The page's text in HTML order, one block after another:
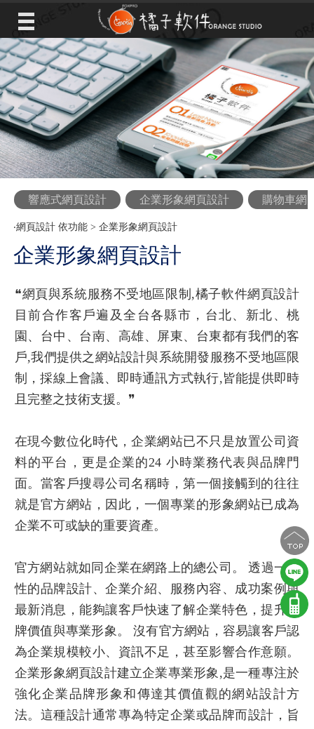
響應式網頁設計 企業形象網頁設計 購物車網
‧網頁設計 依功能> 企業形象網頁設計
企業形象網頁設計
❝網頁與系統服務不受地區限制 ,橘子軟件網頁設計
目前合作客戶遍及全台各縣市，台北、新北、桃
園、台中、台南、高雄、屏東、台東都有我們的客
戶,我們提供之網站設計與系統開發服務不受地區限
制，採線上會議、即時通訊方式執行,皆能提供即時
且完整之技術支援。❞
在現今數位化時代，企業網站已不只是放置公司資
料的平台，更是企業的24 小時業務代表與品牌門
面。當客戶搜尋公司名稱時，第一個接觸到的往往
就是官方網站，因此，一個專業的形象網站已成為
企業不可或缺的重要資產。
官方網站就如同企業在網路上的總公司。 透過一致
性的品牌設計、企業介紹、服務內容、成功案例與
最新消息，能夠讓客戶快速了解企業特色，提升品
牌價值與專業形象。 沒有官方網站，容易讓客戶認
為企業規模較小、資訊不足，甚至影響合作意願。
企業形象網頁設計建立企業專業形象,是一種專注於
強化企業品牌形象和傳達其價值觀的網站設計方
法。這種設計通常專為特定企業或品牌而設計，旨